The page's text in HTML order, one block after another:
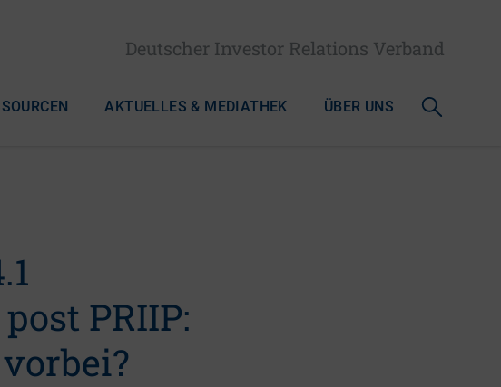
Deutscher Investor Relations Verband
AKTUELLES & MEDIATHEK ÜBER UNS
PRIIP: